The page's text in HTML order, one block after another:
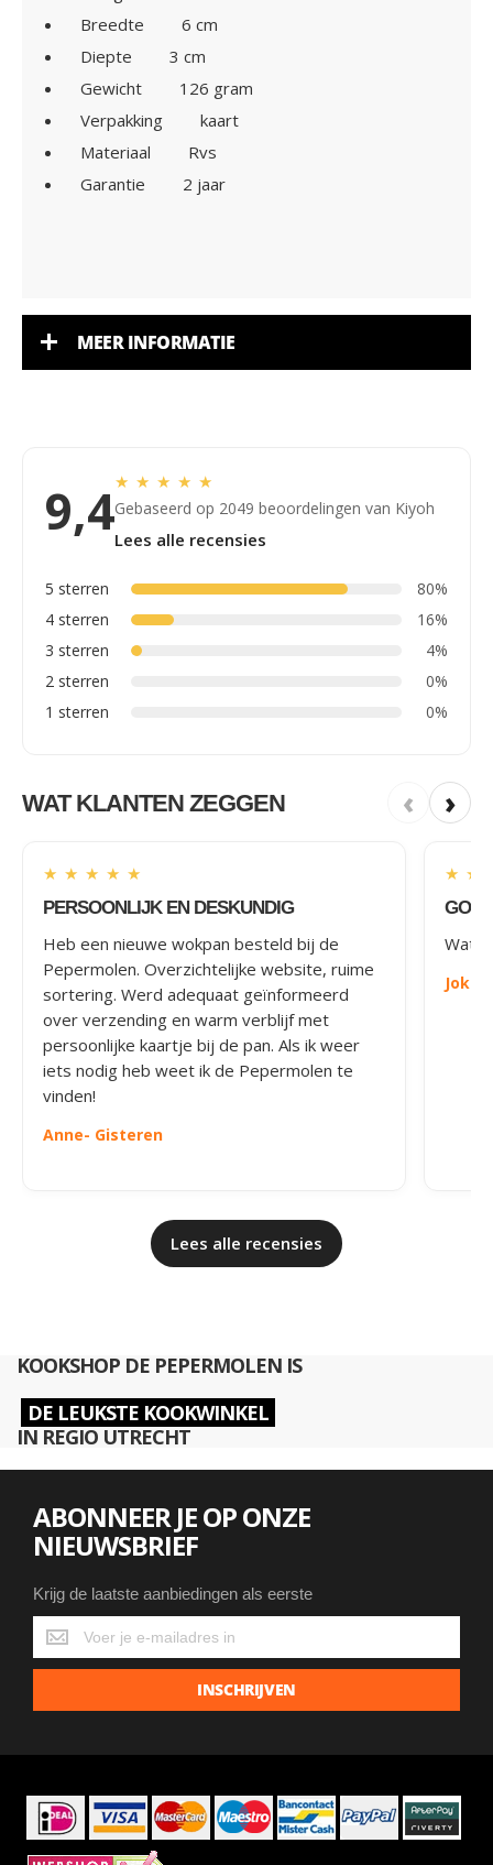
Breedte
6 cm
Diepte
3 cm
Gewicht
126 gram
Verpakking
kaart
Materiaal
Rvs
Garantie
2 jaar
MEER INFORMATIE
9,4★ ★ ★ ★ ★
Gebaseerd op 2049 beoordelingen van Kiyoh
Lees alle recensies
5 sterren
80%
4 sterren
16%
3 sterren
4%
2 sterren
0%
1 sterren
0%
WAT KLANTEN ZEGGEN ‹ ›
★ ★ ★ ★ ★
PERSOONLIJK EN DESKUNDIG
Heb een nieuwe wokpan besteld bij de
Pepermolen. Overzichtelijke website, ruime
sortering. Werd adequaat geïnformeerd
over verzending en warm verblijf met
persoonlijke kaartje bij de pan. Als ik weer
iets nodig heb weet ik de Pepermolen te
vinden!
Anne- Gisteren
★ ★
Wat
Joke
Lees alle recensies
KOOKSHOP DE PEPERMOLEN IS
DE LEUKSTE KOOKWINKEL
IN REGIO UTRECHT
ABONNEER JE OP ONZE
NIEUWSBRIEF
Krijg de laatste aanbiedingen als eerste
Krijg
de
laatste
INSCHRIJVEN